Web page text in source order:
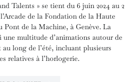
Talents » se tient du 6 juin 2024 au 2
de la Fondation de la Haute
Pont de la Machine, à Genève. La
une multitude d’animations autour de
long de l’été, incluant plusieurs
relatives à l’horlogerie.